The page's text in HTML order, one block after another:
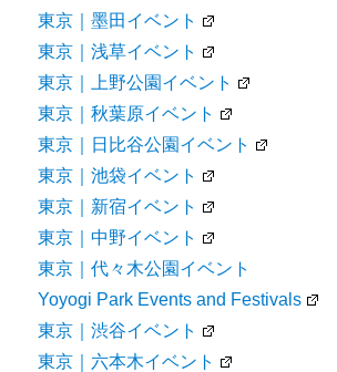
東京｜墨田イベント
東京｜浅草イベント
東京｜上野公園イベント
東京｜秋葉原イベント
東京｜日比谷公園イベント
東京｜池袋イベント
東京｜新宿イベント
東京｜中野イベント
東京｜代々木公園イベント
Yoyogi Park Events and Festivals
東京｜渋谷イベント
東京｜六本木イベント